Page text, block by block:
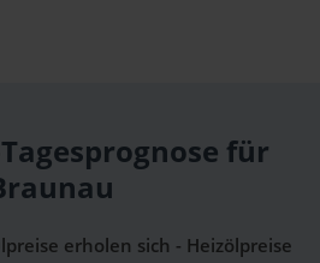
für
erholen sich - Heizölpreise